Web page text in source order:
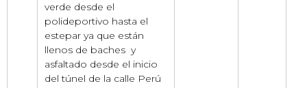
verde desde el
polideportivo hasta el
estepar ya que están
llenos de baches y
asfaltado desde el inicio
del túnel de la calle Perú